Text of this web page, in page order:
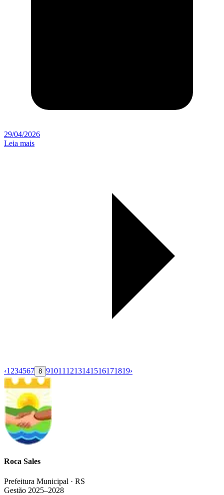
29/04/2026
Leia mais
‹1 234567 8 91011 1213141516171819›
Roca Sales
Prefeitura Municipal · RS
Gestão 2025–2028